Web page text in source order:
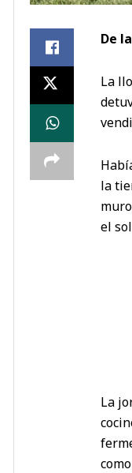
De
La
la
el
La